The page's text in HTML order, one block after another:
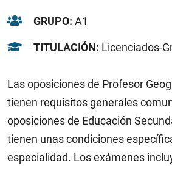
GRUPO: A1
TITULACIÓN: Licenciados-
Las oposiciones de Profesor
tienen requisitos generales
oposiciones de Educación
tienen unas condiciones
especialidad. Los exámenes